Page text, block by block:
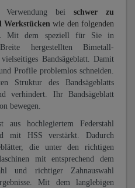
Verwendung beischwer zu
Werkstücken wie den folgenden
Mit dem speziell für Sie in
hergestellten Bimetall-
Bandsägeblatt. Damit
Profile problemlos schneiden.
Struktur des Bandsägeblatts
verhindert. Ihr Bandsägeblatt
bewegen.
aus hochlegiertem Federstahl
mit HSS verstärkt. Dadurch
die unter den richtigen
mit entsprechend dem
und richtiger Zahnauswahl
Mit dem langlebigen